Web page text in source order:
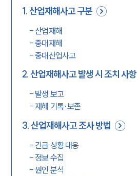
1.산업재해사고 구분
-산업재해
-중대재해
-중대산업사고
2.산업재해사고 발생 시 조치 사항
- 발생 보고
- 재해 기록·보존
3.산업재해사고 조사 방법
- 긴급 상황 대응
- 정보 수집
- 원인 분석